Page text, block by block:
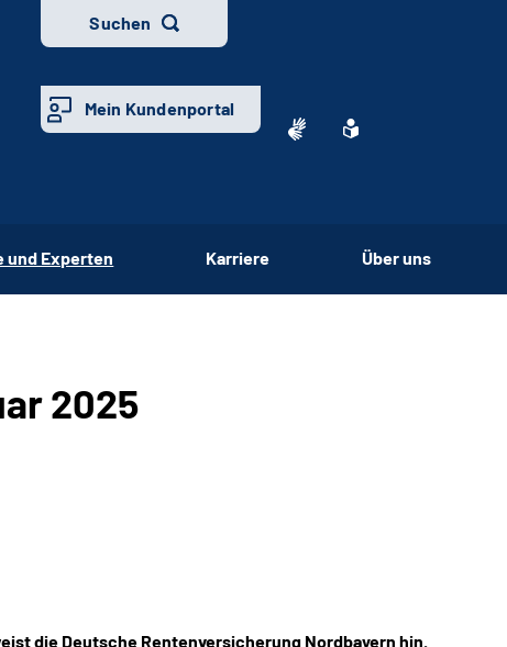
Suchen
Mein Kundenportal
und Experten Karriere Über uns
2025
die Deutsche Rentenversicherung Nordbayern hin.